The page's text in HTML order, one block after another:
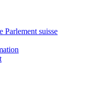
Parlement suisse